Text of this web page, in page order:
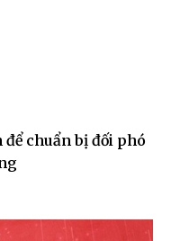
chuẩn bị đối phó